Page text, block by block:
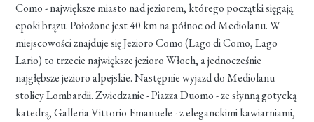
Como - największe miasto nad jeziorem, którego początki sięgają
epoki brązu. Położone jest 40 km na północ od Mediolanu. W
miejscowości znajduje się Jezioro Como (Lago di Como, Lago
Lario) to trzecie największe jezioro Włoch, a jednocześnie
najgłębsze jezioro alpejskie. Następnie wyjazd do Mediolanu
stolicy Lombardii. Zwiedzanie - Piazza Duomo - ze słynną gotycką
katedrą, Galleria Vittorio Emanuele - z eleganckimi kawiarniami,